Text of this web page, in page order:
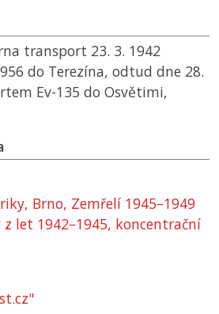
transport 23. 3. 1942
do Terezína, odtud dne 28.
Ev-135 do Osvětimi,
Brno, Zemřelí 1945–1949
let 1942–1945, koncentrační